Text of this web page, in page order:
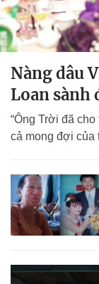
Nàng dâu
Loan sành
“Ông Trời đã
cả mong đợi của